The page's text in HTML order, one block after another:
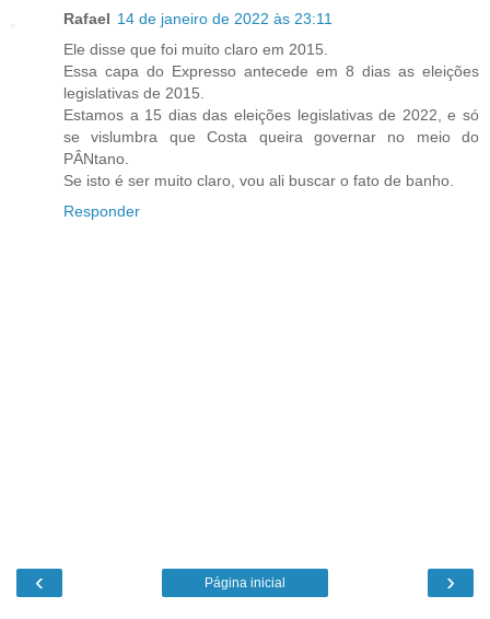
Rafael 14 de janeiro de 2022 às 23:11
Ele disse que foi muito claro em 2015.
Essa capa do Expresso antecede em 8 dias as eleições
legislativas de 2015.
Estamos a 15 dias das eleições legislativas de 2022, e só
se vislumbra que Costa queira governar no meio do
PÂNtano.
Se isto é ser muito claro, vou ali buscar o fato de banho.
Responder
‹ ›
Página inicial